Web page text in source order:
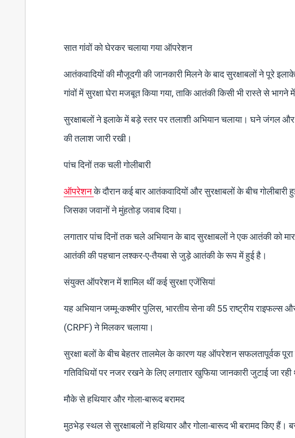
सात गांवों को घेरकर चलाया गया ऑपरेशन
आतंकवादियों की मौजूदगी की जानकारी मिलने के बाद सुरक्षाबलों ने पूरे
गांवों में सुरक्षा घेरा मजबूत किया गया, ताकि आतंकी किसी भी रास्ते से
सुरक्षाबलों ने इलाके में बड़े स्तर पर तलाशी अभियान चलाया। घने जंगल
की तलाश जारी रखी।
पांच दिनों तक चली गोलीबारी
ऑपरेशनके दौरान कई बार आतंकवादियों और सुरक्षाबलों के बीच
जिसका जवानों ने मुंहतोड़ जवाब दिया।
लगातार पांच दिनों तक चले अभियान के बाद सुरक्षाबलों ने एक आतंकी को
आतंकी की पहचान लश्कर-ए-तैयबा से जुड़े आतंकी के रूप में हुई है।
संयुक्त ऑपरेशन में शामिल थीं कई सुरक्षा एजेंसियां
यह अभियान जम्मू-कश्मीर पुलिस, भारतीय सेना की 55 राष्ट्रीय राइफल्स
(CRPF) ने मिलकर चलाया।
सुरक्षा बलों के बीच बेहतर तालमेल के कारण यह ऑपरेशन सफलतापूर्वक पूरा
गतिविधियों पर नजर रखने के लिए लगातार खुफिया जानकारी जुटाई जा रही
मौके से हथियार और गोला-बारूद बरामद
मुठभेड़ स्थल से सुरक्षाबलों ने हथियार और गोला-बारूद भी बरामद किए हैं।